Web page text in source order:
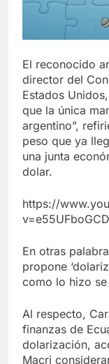
El reconocido
director del
Estados
que la única
argentino”,
peso que ya
una junta
dolar.
https://
En otras
propone
como lo hizo
Al respecto,
finanzas de
dolarización,
Macri